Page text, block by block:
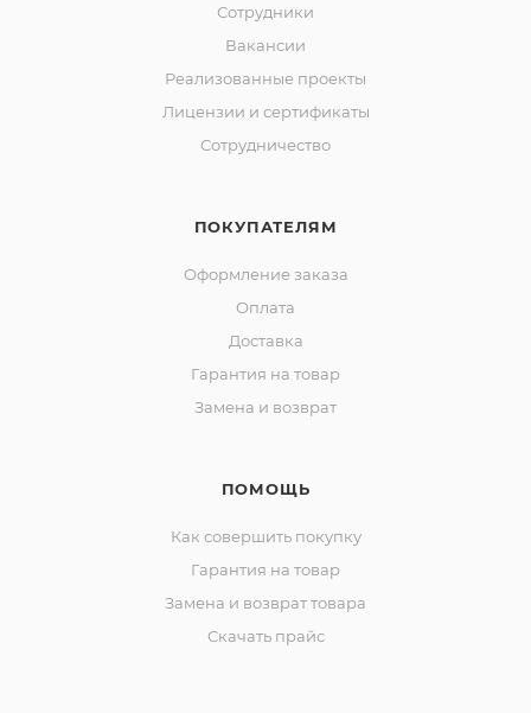
Сотрудники
Вакансии
Реализованные проекты
Лицензии и сертификаты
Сотрудничество
ПОКУПАТЕЛЯМ
Оформление заказа
Оплата
Доставка
Гарантия на товар
Замена и возврат
ПОМОЩЬ
Как совершить покупку
Гарантия на товар
Замена и возврат товара
Скачать прайс